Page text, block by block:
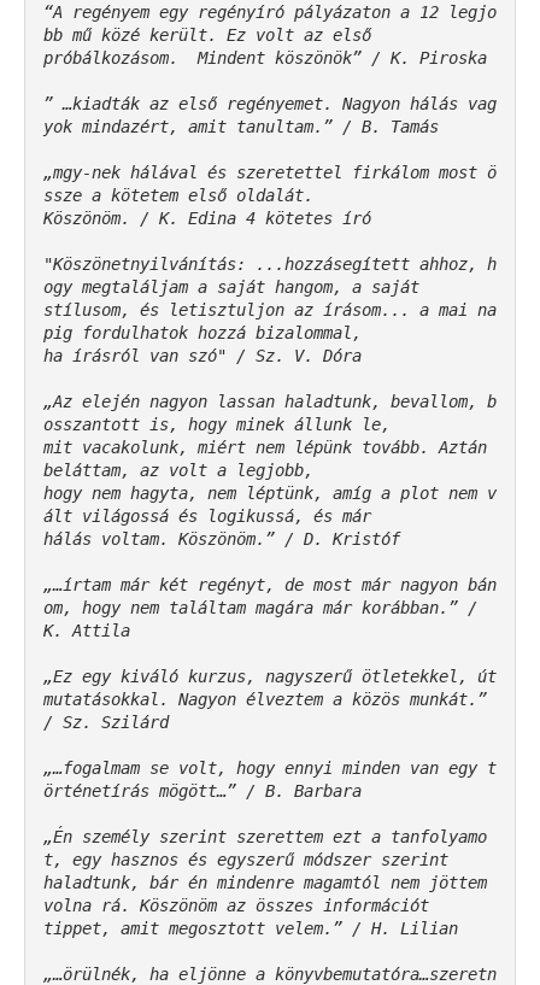
“A regényem egy regényíró pályázaton a 12 legjo
bb mű közé került. Ez volt az első
próbálkozásom.  Mindent köszönök” / K. Piroska
” …kiadták az első regényemet. Nagyon hálás vag
yok mindazért, amit tanultam.” / B. Tamás
„mgy-nek hálával és szeretettel firkálom most ö
ssze a kötetem első oldalát.
Köszönöm. / K. Edina 4 kötetes író
"Köszönetnyilvánítás: ...hozzásegített ahhoz, h
ogy megtaláljam a saját hangom, a saját
stílusom, és letisztuljon az írásom... a mai na
pig fordulhatok hozzá bizalommal,
ha írásról van szó" / Sz. V. Dóra
„Az elején nagyon lassan haladtunk, bevallom, b
osszantott is, hogy minek állunk le,
mit vacakolunk, miért nem lépünk tovább. Aztán
beláttam, az volt a legjobb,
hogy nem hagyta, nem léptünk, amíg a plot nem v
ált világossá és logikussá, és már
hálás voltam. Köszönöm.” / D. Kristóf
„…írtam már két regényt, de most már nagyon bán
om, hogy nem találtam magára már korábban.” /
K. Attila
„Ez egy kiváló kurzus, nagyszerű ötletekkel, út
mutatásokkal. Nagyon élveztem a közös munkát.”
/ Sz. Szilárd
„…fogalmam se volt, hogy ennyi minden van egy t
örténetírás mögött…” / B. Barbara
„Én személy szerint szerettem ezt a tanfolyamo
t, egy hasznos és egyszerű módszer szerint
haladtunk, bár én mindenre magamtól nem jöttem
volna rá. Köszönöm az összes információt
tippet, amit megosztott velem.” / H. Lilian
„…örülnék, ha eljönne a könyvbemutatóra…szeretn